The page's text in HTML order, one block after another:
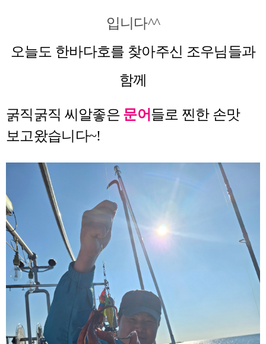
입니다^^
오늘도 한바다호를 찾아주신 조우님들과
함께
굵직굵직 씨알좋은 문어들로 찐한 손맛
보고왔습니다~!